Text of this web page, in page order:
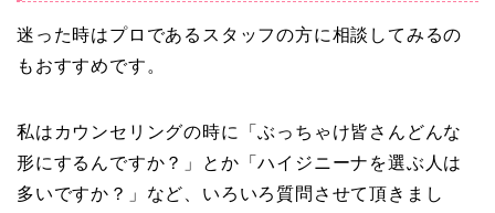
迷った時はプロであるスタッフの方に相談してみるの
もおすすめです。
私はカウンセリングの時に「ぶっちゃけ皆さんどんな
形にするんですか？」とか「ハイジニーナを選ぶ人は
多いですか？」など、いろいろ質問させて頂きまし